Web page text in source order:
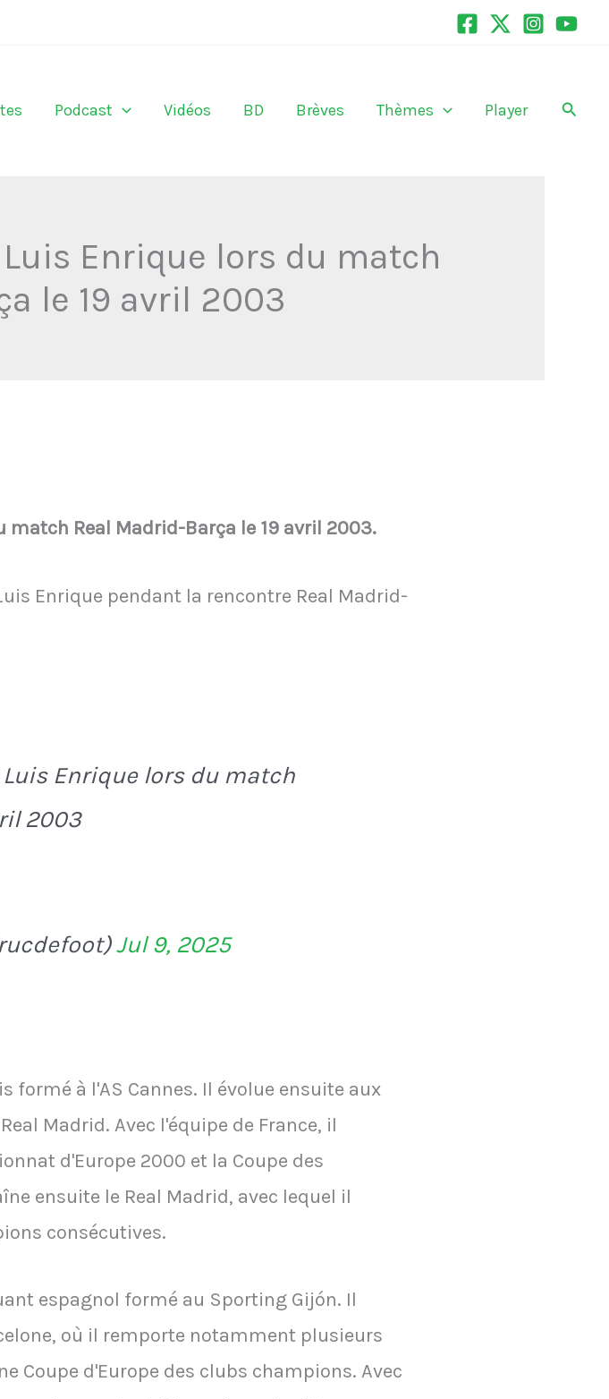
Podcast Vidéos BD Brèves Thèmes Player
Enrique lors du match
le 19 avril 2003
Real Madrid-Barça le 19 avril 2003.
Enrique pendant la rencontre Real Madrid-
Enrique lors du match
2003
Jul 9, 2025
à l'AS Cannes. Il évolue ensuite aux
Madrid. Avec l'équipe de France, il
d'Europe 2000 et la Coupe des
ensuite le Real Madrid, avec lequel il
consécutives.
espagnol formé au Sporting Gijón. Il
où il remporte notamment plusieurs
Coupe d'Europe des clubs champions. Avec